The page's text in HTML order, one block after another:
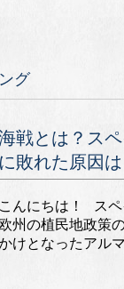
グ
戦とは？ス
敗れた原因は
こんにちは！ ス
欧州の植民地政策
けとなったアル